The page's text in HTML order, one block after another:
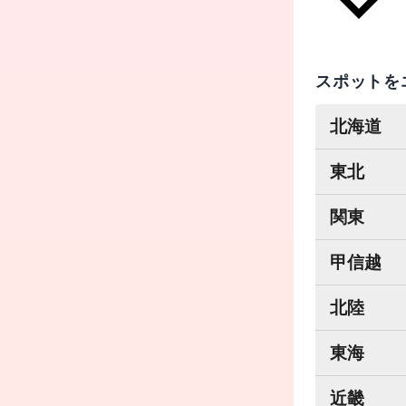
スポット
北海道
東北
関東
甲信越
北陸
東海
近畿